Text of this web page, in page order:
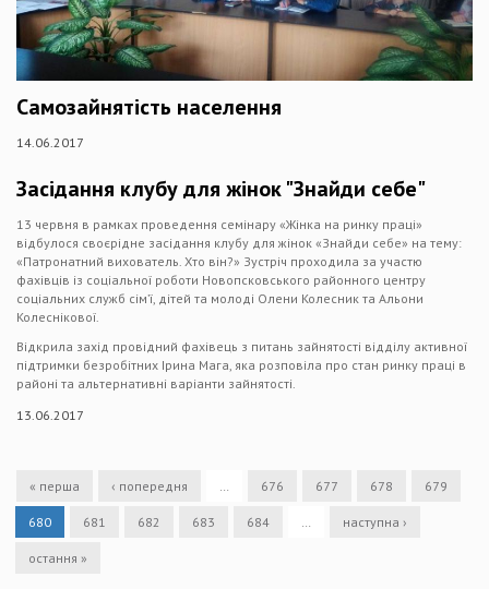
Самозайнятість населення
14.06.2017
Засідання клубу для жінок "Знайди себе"
13 червня в рамках проведення семінару «Жінка на ринку праці»
відбулося своєрідне засідання клубу для жінок «Знайди себе» на тему:
«Патронатний вихователь. Хто він?» Зустріч проходила за участю
фахівців із соціальної роботи Новопсковського районного центру
соціальних служб сім’ї, дітей та молоді Олени Колесник та Альони
Колеснікової.
Відкрила захід провідний фахівець з питань зайнятості відділу активної
підтримки безробітних Ірина Мага, яка розповіла про стан ринку праці в
районі та альтернативні варіанти зайнятості.
13.06.2017
« перша ‹ попередня 676 677 678 679
680 681 682 683 684 наступна ›
остання »